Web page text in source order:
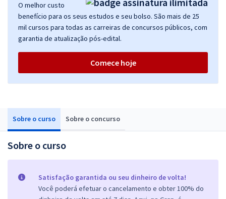
Sobre o curso Sobre o concurso
Sobre o curso
Satisfação garantida ou seu dinheiro de volta!
Você poderá efetuar o cancelamento e obter 100% do
O melhor custo
benefício para os seus estudos e seu bolso. São mais de 25
mil cursos para todas as carreiras de concursos públicos, com
garantia de atualização pós-edital.
Comece hoje